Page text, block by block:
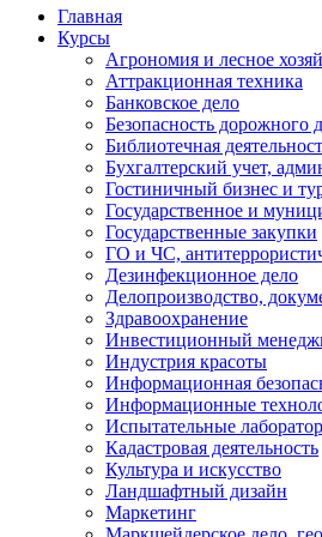
Главная
Курсы
Агрономия и лесное
Аттракционная техника
Банковское дело
Безопасность
Библиотечная
Бухгалтерский учет,
Гостиничный бизнес и
Государственное и
Государственные закупки
ГО и ЧС,
Дезинфекционное дело
Делопроизводство,
Здравоохранение
Инвестиционный
Индустрия красоты
Информационная
Информационные
Испытательные
Кадастровая деятельность
Культура и искусство
Ландшафтный дизайн
Маркетинг